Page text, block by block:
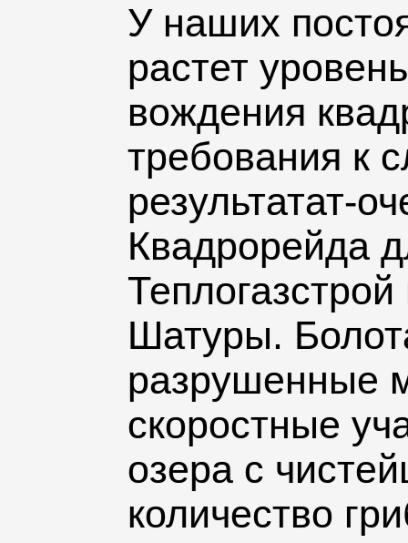
У наших
растет
вождения
требования к
результатат-
Квадрорейда
Шатуры.
разрушенные
скоростные
озера с
количество